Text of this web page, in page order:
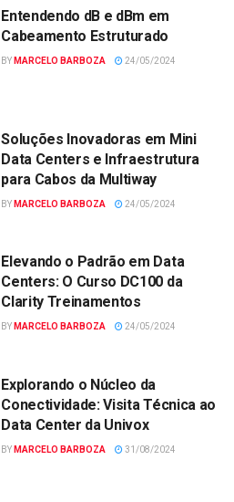
Entendendo dB e dBm em
Cabeamento Estruturado
BY MARCELO BARBOZA 24/05/2024
Soluções Inovadoras em Mini
Data Centers e Infraestrutura
para Cabos da Multiway
BY MARCELO BARBOZA 24/05/2024
Elevando o Padrão em Data
Centers: O Curso DC100 da
Clarity Treinamentos
BY MARCELO BARBOZA 24/05/2024
Explorando o Núcleo da
Conectividade: Visita Técnica ao
Data Center da Univox
BY MARCELO BARBOZA 31/08/2024